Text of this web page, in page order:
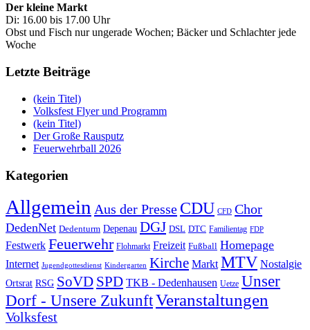
Der kleine Markt
Di: 16.00 bis 17.00 Uhr
Obst und Fisch nur ungerade Wochen; Bäcker und Schlachter jede
Woche
Letzte Beiträge
(kein Titel)
Volksfest Flyer und Programm
(kein Titel)
Der Große Rausputz
Feuerwehrball 2026
Kategorien
Allgemein Aus der Presse CDU CFD Chor
DedenNet Dedenturm Depenau DGJ DSL DTC Familientag FDP
Festwerk Feuerwehr Flohmarkt Freizeit Fußball Homepage
Internet Jugendgottesdienst Kindergarten Kirche Markt MTV Nostalgie
Ortsrat RSG SoVD SPD TKB - Dedenhausen Uetze Unser
Dorf - Unsere ZukunftVeranstaltungen
Volksfest